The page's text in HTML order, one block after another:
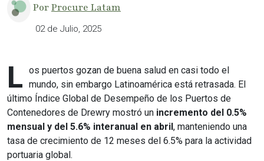
PorProcure Latam
02 de Julio, 2025
L os puertos gozan de buena salud en casi todo el
mundo, sin embargo Latinoamérica está retrasada. El
último Índice Global de Desempeño de los Puertos de
Contenedores de Drewry mostró un incremento del 0.5%
mensual y del 5.6% interanual en abril, manteniendo una
tasa de crecimiento de 12 meses del 6.5% para la actividad
portuaria global.